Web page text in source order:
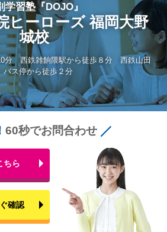
学習塾『DOJO』
ヒーローズ 福岡大野
城校
分 西鉄雑餉隈駅から徒歩８分 西鉄山田
バス停から徒歩２分
60秒でお問合わせ
ちら
確認